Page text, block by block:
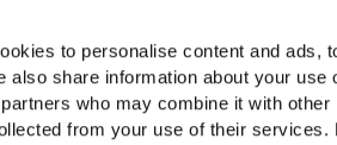
to personalise content and ads,
also share information about your
who may combine it with
from your use of their services.